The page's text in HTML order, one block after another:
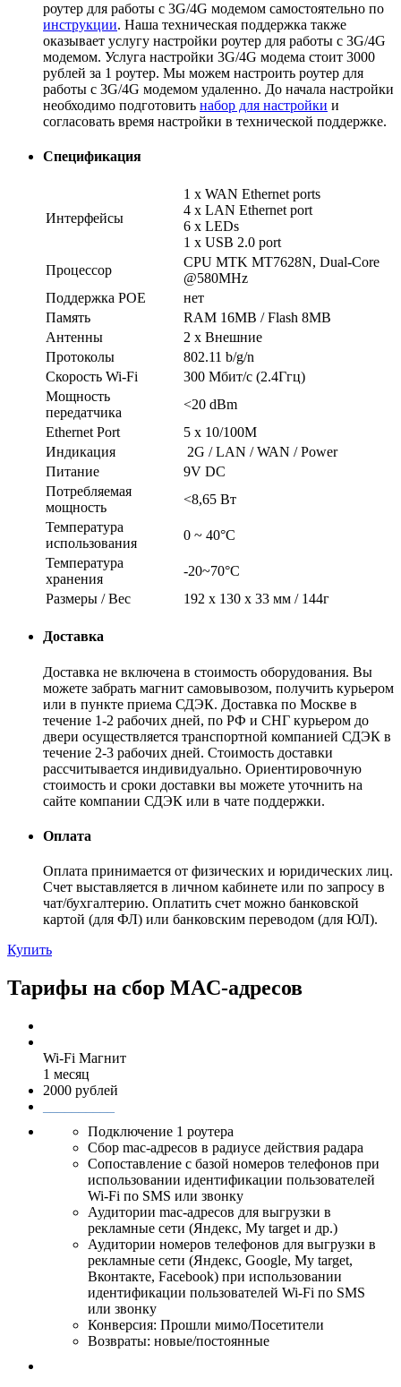
роутер для работы с 3G/4G модемом самостоятельно по
инструкции. Наша техническая поддержка также
оказывает услугу настройки роутер для работы с 3G/4G
модемом. Услуга настройки 3G/4G модема стоит 3000
рублей за 1 роутер. Мы можем настроить роутер для
работы с 3G/4G модемом удаленно. До начала настройки
необходимо подготовить набор для настройки и
согласовать время настройки в технической поддержке.
Спецификация
Интерфейсы
1 x WAN Ethernet ports
4 x LAN Ethernet port
6 x LEDs
1 x USB 2.0 port
Процессор
CPU MTK MT7628N, Dual-Core
@580MHz
Поддержка POE
нет
Память
RAM 16MB / Flash 8MB
Антенны
2 x Внешние
Протоколы
802.11 b/g/n
Скорость Wi-Fi
300 Мбит/с (2.4Ггц)
Мощность
передатчика
<20 dBm
Ethernet Port
5 x 10/100M
Индикация
2G / LAN / WAN / Power
Питание
9V DC
Потребляемая
мощность
<8,65 Вт
Температура
использования
0 ~ 40°C
Температура
хранения
-20~70°C
Размеры / Вес
192 x 130 x 33 мм / 144г
Доставка
Доставка не включена в стоимость оборудования. Вы
можете забрать магнит самовывозом, получить курьером
или в пункте приема СДЭК. Доставка по Москве в
течение 1-2 рабочих дней, по РФ и СНГ курьером до
двери осуществляется транспортной компанией СДЭК в
течение 2-3 рабочих дней. Стоимость доставки
рассчитывается индивидуально. Ориентировочную
стоимость и сроки доставки вы можете уточнить на
сайте компании СДЭК или в чате поддержки.
Оплата
Оплата принимается от физических и юридических лиц.
Счет выставляется в личном кабинете или по запросу в
чат/бухгалтерию. Оплатить счет можно банковской
картой (для ФЛ) или банковским переводом (для ЮЛ).
Купить
Тарифы на сбор MAC-адресов
Wi-Fi Магнит
1 месяц
2000 рублей
Подключение 1 роутера
Сбор mac-адресов в радиусе действия радара
Сопоставление с базой номеров телефонов при
использовании идентификации пользователей
Wi-Fi по SMS или звонку
Аудитории mac-адресов для выгрузки в
рекламные сети (Яндекс, My target и др.)
Аудитории номеров телефонов для выгрузки в
рекламные сети (Яндекс, Google, My target,
Вконтакте, Facebook) при использовании
идентификации пользователей Wi-Fi по SMS
или звонку
Конверсия: Прошли мимо/Посетители
Возвраты: новые/постоянные